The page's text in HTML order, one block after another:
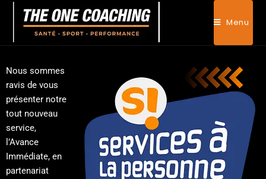
Menu
Nous sommes
ravis de vous
présenter notre
tout nouveau
service,
l’Avance
Immédiate, en
partenariat